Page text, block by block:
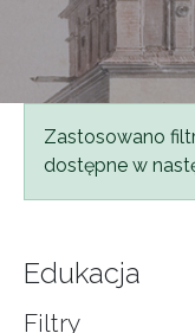
Komunikat
Zastosowano
dostępne w
Edukacja
Filtry